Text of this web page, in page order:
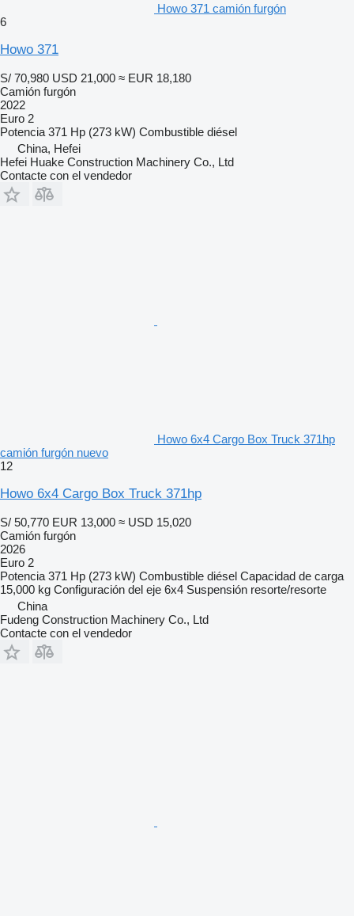
Howo 371 camión furgón
6
Howo 371
S/ 70,980 USD 21,000 ≈ EUR 18,180
Camión furgón
2022
Euro 2
Potencia 371 Hp (273 kW) Combustible diésel
China, Hefei
Hefei Huake Construction Machinery Co., Ltd
Contacte con el vendedor
Howo 6x4 Cargo Box Truck 371hp
camión furgón nuevo
12
Howo 6x4 Cargo Box Truck 371hp
S/ 50,770 EUR 13,000 ≈ USD 15,020
Camión furgón
2026
Euro 2
Potencia 371 Hp (273 kW) Combustible diésel Capacidad de carga
15,000 kg Configuración del eje 6x4 Suspensión resorte/resorte
China
Fudeng Construction Machinery Co., Ltd
Contacte con el vendedor